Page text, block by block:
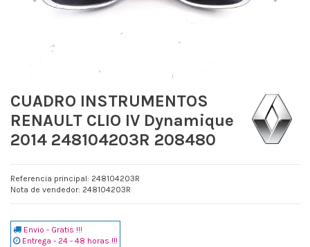
CUADRO INSTRUMENTOS
RENAULT CLIO IV Dynamique
2014 248104203R 208480
Referencia principal: 248104203R
Nota de vendedor: 248104203R
Envio - Gratis !!!
Entrega - 24 - 48 horas !!!